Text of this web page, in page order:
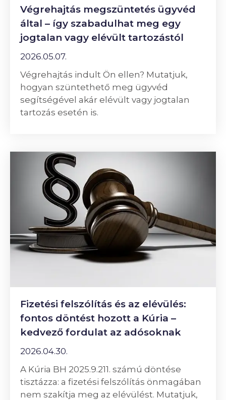
Végrehajtás megszüntetés ügyvéd
által – így szabadulhat meg egy
jogtalan vagy elévült tartozástól
2026.05.07.
Végrehajtás indult Ön ellen? Mutatjuk,
hogyan szüntethető meg ügyvéd
segítségével akár elévült vagy jogtalan
tartozás esetén is.
Fizetési felszólítás és az elévülés:
fontos döntést hozott a Kúria –
kedvező fordulat az adósoknak
2026.04.30.
A Kúria BH 2025.9.211. számú döntése
tisztázza: a fizetési felszólítás önmagában
nem szakítja meg az elévülést. Mutatjuk,